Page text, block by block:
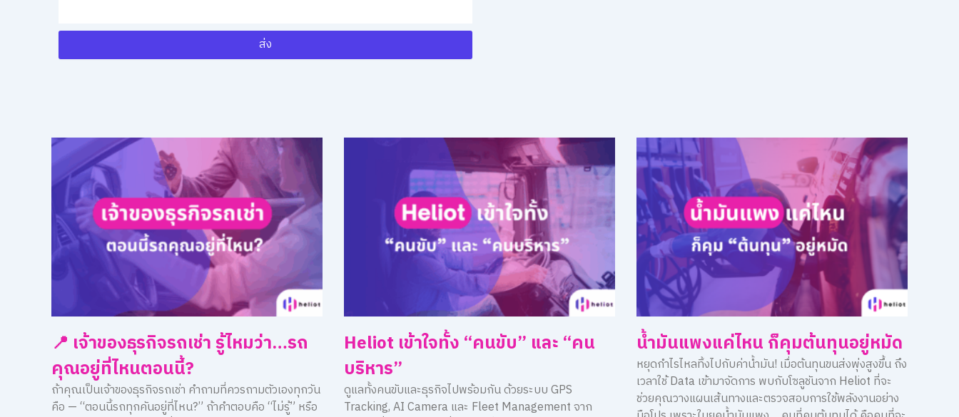
ส่ง
📍 เจ้าของธุรกิจรถเช่า รู้ไหมว่า…รถ
คุณอยู่ที่ไหนตอนนี้?
ถ้าคุณเป็นเจ้าของธุรกิจรถเช่า คำถามที่ควรถามตัวเองทุกวัน
คือ — “ตอนนี้รถทุกคันอยู่ที่ไหน?” ถ้าคำตอบคือ “ไม่รู้” หรือ
Heliot เข้าใจทั้ง “คนขับ” และ “คน
บริหาร”
ดูแลทั้งคนขับและธุรกิจไปพร้อมกัน ด้วยระบบ GPS
Tracking, AI Camera และ Fleet Management จาก
น้ำมันแพงแค่ไหน ก็คุมต้นทุนอยู่หมัด
หยุดกำไรไหลทิ้งไปกับค่าน้ำมัน! เมื่อต้นทุนขนส่งพุ่งสูงขึ้น ถึง
เวลาใช้ Data เข้ามาจัดการ พบกับโซลูชันจาก Heliot ที่จะ
ช่วยคุณวางแผนเส้นทางและตรวจสอบการใช้พลังงานอย่าง